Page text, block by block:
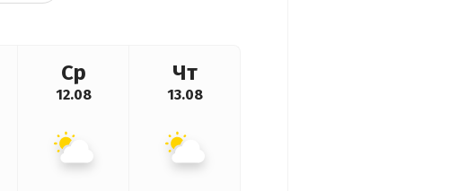
Ср
12.08
Чт
13.08